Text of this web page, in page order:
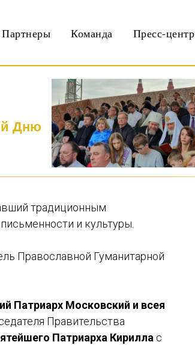
Партнеры Команда Пресс-центр
Дню
традиционным
и культуры.
Православной Гуманитарной
Патриарх Московский и всея
Правительства
Патриарха Кирилла с